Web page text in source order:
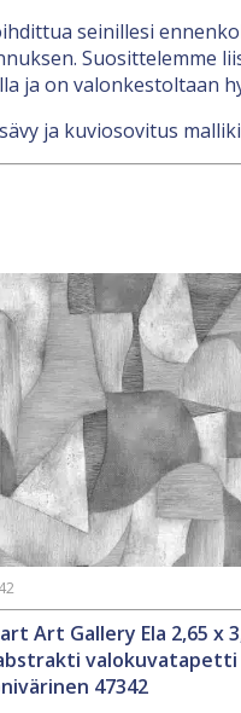
seinillesi
Suosittelemme
ja on valonkestoltaan
ja kuviosovitus
Art Gallery Ela 2,65 x
valokuvatapetti
47342